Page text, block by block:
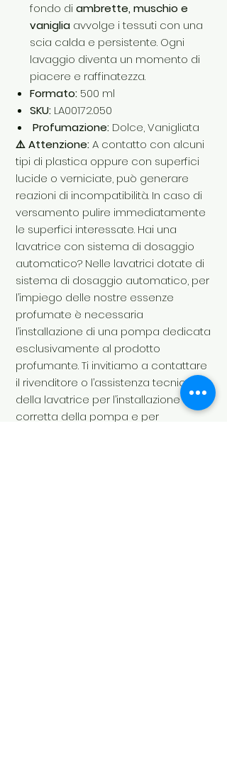
fondo di ambrette, muschio e
vaniglia avvolge i tessuti con una
scia calda e persistente. Ogni
lavaggio diventa un momento di
piacere e raffinatezza.
Formato: 500 ml
SKU: LA00172.050
Profumazione: Dolce, Vanigliata
⚠️ Attenzione:A contatto con alcuni
tipi di plastica oppure con superfici
lucide o verniciate, può generare
reazioni di incompatibilità. In caso di
versamento pulire immediatamente
le superfici interessate. Hai una
lavatrice con sistema di dosaggio
automatico? Nelle lavatrici dotate di
sistema di dosaggio automatico, per
l’impiego delle nostre essenze
profumate è necessaria
l’installazione di una pompa dedicata
esclusivamente al prodotto
profumante. Ti invitiamo a contattare
il rivenditore o l’assistenza tecnica
della lavatrice per l’installazione
corretta della pompa e per